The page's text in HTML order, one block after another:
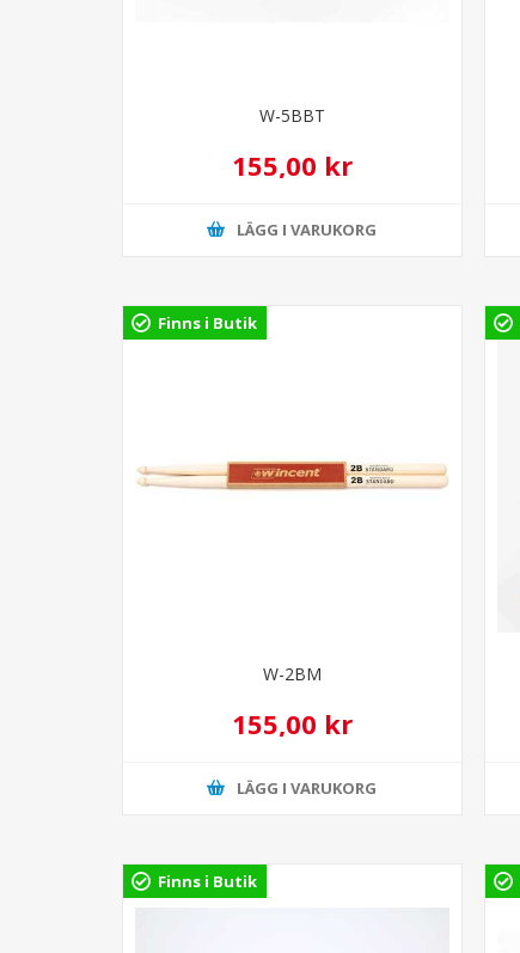
W-5BBT
155,00 kr
LÄGG I VARUKORG
Finns i Butik
W-2BM
155,00 kr
LÄGG I VARUKORG
Finns i Butik